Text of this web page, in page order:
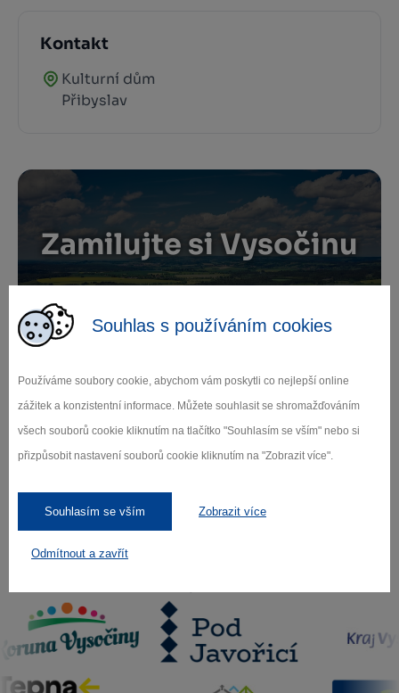
Souhlas s používáním cookies
Používáme soubory cookie, abychom vám poskytli co nejlepší online
zážitek a konzistentní informace. Můžete souhlasit se shromažďováním
všech souborů cookie kliknutím na tlačítko "Souhlasím se vším" nebo si
přizpůsobit nastavení souborů cookie kliknutím na "Zobrazit více".
Souhlasím se vším Zobrazit více
Odmítnout a zavřít
Kontakt
Kulturní dům
Přibyslav
Zamilujte si Vysočinu
Přihlaste se k odběru našeho newsletteru
o novinkách.